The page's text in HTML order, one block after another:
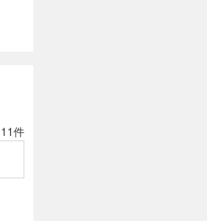
11件